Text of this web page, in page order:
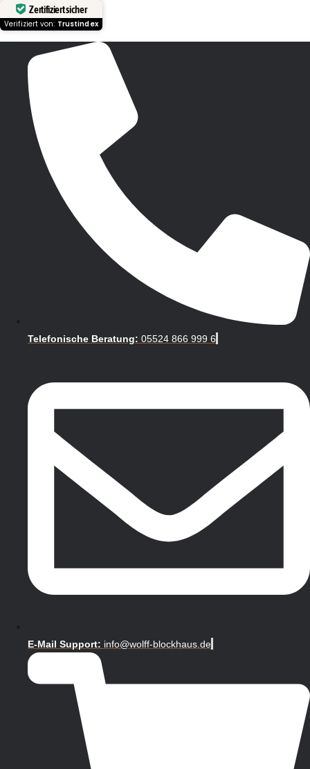
Zertifiziert sicher
Verifiziert von: Trustindex
Telefonische Beratung: 05524 866 999 6
E-Mail Support: info@wolff-blockhaus.de